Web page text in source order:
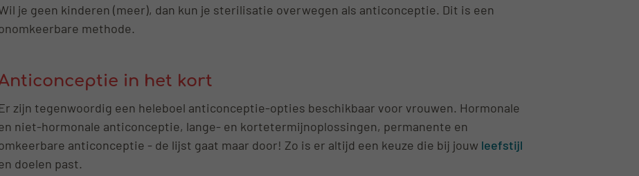
je geen kinderen (meer), dan kun je sterilisatie overwegen als anticonceptie. Dit is een
methode.
in het kort
Er zijn tegenwoordig een heleboel anticonceptie-opties beschikbaar voor vrouwen. Hormonale
niet-hormonale anticonceptie, lange- en kortetermijnoplossingen, permanente en
anticonceptie - de lijst gaat maar door! Zo is er altijd een keuze die bij jouw leefstijl
doelen past.